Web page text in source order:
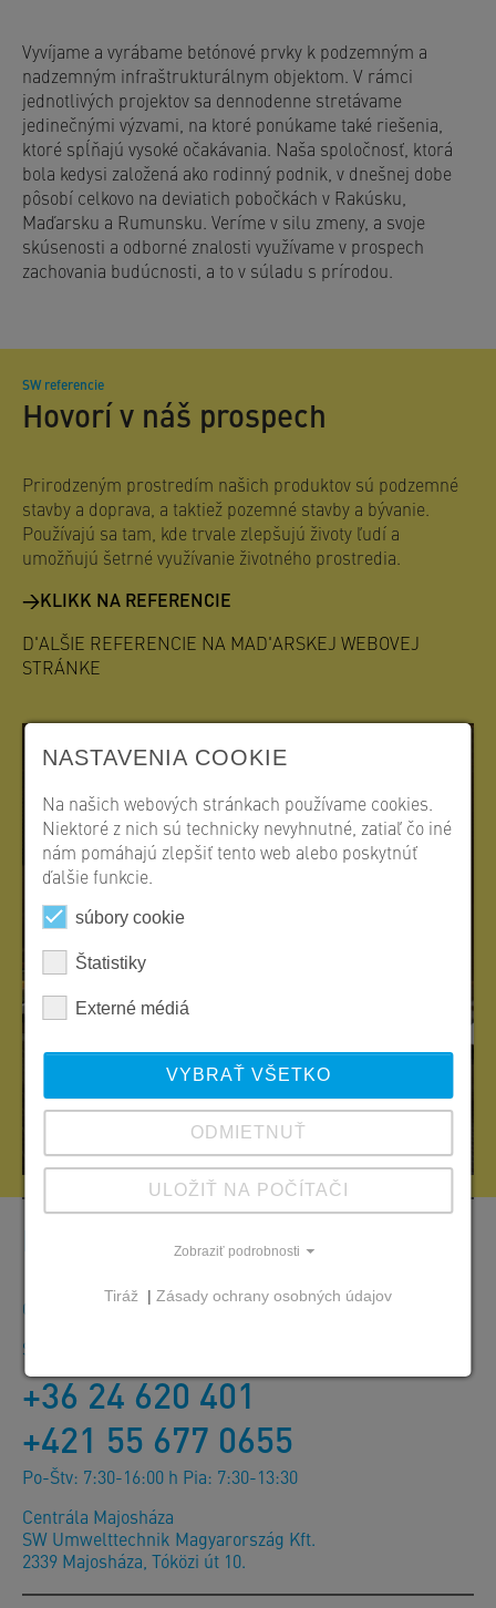
Vyvíjame a vyrábame betónové prvky k podzemným a
nadzemným infraštrukturálnym objektom. V rámci
jednotlivých projektov sa dennodenne stretávame
jedinečnými výzvami, na ktoré ponúkame také riešenia,
ktoré spĺňajú vysoké očakávania. Naša spoločnosť, ktorá
bola kedysi založená ako rodinný podnik, v dnešnej dobe
pôsobí celkovo na deviatich pobočkách v Rakúsku,
Maďarsku a Rumunsku. Veríme v silu zmeny, a svoje
skúsenosti a odborné znalosti využívame v prospech
zachovania budúcnosti, a to v súladu s prírodou.
SW referencie
Hovorí v náš prospech
Prirodzeným prostredím našich produktov sú podzemné
stavby a doprava, a taktiež pozemné stavby a bývanie.
Používajú sa tam, kde trvale zlepšujú životy ľudí a
umožňujú šetrné využívanie životného prostredia.
KLIKK NA REFERENCIE
D'ALŠIE REFERENCIE NA MAD'ARSKEJ WEBOVEJ
STRÁNKE
Objednávky, ponuky a informácie o produktoch
SW Umwelttechnik Magyarország Kft.
+36 24 620 401
+421 55 677 0655
Po-Štv: 7:30-16:00 h Pia: 7:30-13:30
Centrála Majosháza
SW Umwelttechnik Magyarország Kft.
2339 Majosháza, Tóközi út 10.
NASTAVENIA COOKIE
Na našich webových stránkach používame cookies.
Niektoré z nich sú technicky nevyhnutné, zatiaľ čo iné
nám pomáhajú zlepšiť tento web alebo poskytnúť
ďalšie funkcie.
súbory cookie
Štatistiky
Externé médiá
VYBRAŤ VŠETKO
ODMIETNUŤ
ULOŽIŤ NA POČÍTAČI
Zobraziť podrobnosti
Tiráž | Zásady ochrany osobných údajov